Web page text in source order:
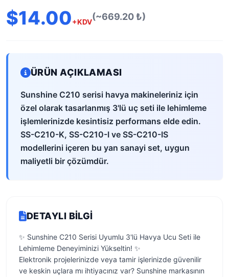
$14.00+KDV(~669.20 ₺)
ÜRÜN AÇIKLAMASI
Sunshine C210 serisi havya makineleriniz için
özel olarak tasarlanmış 3'lü uç seti ile lehimleme
işlemlerinizde kesintisiz performans elde edin.
SS-C210-K, SS-C210-I ve SS-C210-IS
modellerini içeren bu yan sanayi set, uygun
maliyetli bir çözümdür.
DETAYLI BILGI
✨ Sunshine C210 Serisi Uyumlu 3'lü Havya Ucu Seti ile
Lehimleme Deneyiminizi Yükseltin! ✨
Elektronik projelerinizde veya tamir işlerinizde güvenilir
ve keskin uçlara mı ihtiyacınız var? Sunshine markasının